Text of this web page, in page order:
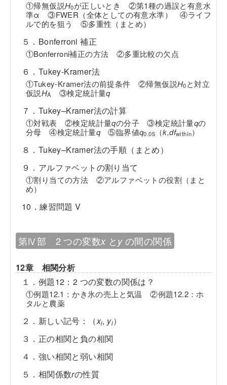
①帰無仮説H0が正しいとき ②第1種の過誤と有意水
準α ③FWER（全体としての有意水準） ④ライフ
ルで的を狙う ⑤多重性（まとめ）
５．Bonferroni 補正
①Bonferroni補正の方法 ②多重比較の欠点
６．Tukey-Kramer法
①Tukey-Kramer法の前提条件 ②帰無仮説H0と対立
仮説HA③検定統計量q
７．Tukey–Kramer法の計算
①対戦表 ②検定統計量qの分子 ③検定統計量qの
分母 ④検定統計量q⑤臨界値q0.05 （k,dfwithin）
８．Tukey–Kramer法の手順（まとめ）
９．アルファベットの割り当て
①割り当ての方法 ②アルファベットの役割（まと
め）
10．練習問題 V
第Ⅳ部 2 つの変数x と yの間の関係
12章 相関分析
１．例題12：2 つの変数の関係は？
①例題12.1：かき氷の売上と気温 ②例題12.2：ホ
タルと農薬
２．新しい記号：（xi, yi）
３．正の相関と負の相関
４．強い相関と弱い相関
５．相関係数rの性質